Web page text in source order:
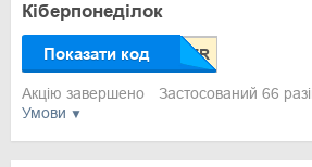
Умови
Кіберпонеділок
Показати код
Акцію завершено Застосований 66